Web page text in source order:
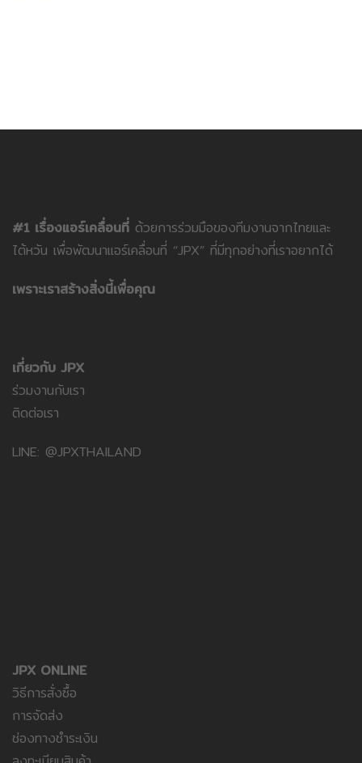
#1 เรื่องแอร์เคลื่อนที่ ด้วยการร่วมมือของทีมงานจากไทยและ
ไต้หวัน เพื่อพัฒนาแอร์เคลื่อนที่ “JPX” ที่มีทุกอย่างที่เราอยากได้
เพราะเราสร้างสิ่งนี้เพื่อคุณ
เกี่ยวกับ JPX
ร่วมงานกับเรา
ติดต่อเรา
LINE: @JPXTHAILAND
JPX ONLINE
วิธีการสั่งซื้อ
การจัดส่ง
ช่องทางชำระเงิน